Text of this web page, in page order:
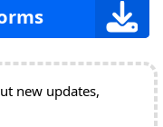
new updates,